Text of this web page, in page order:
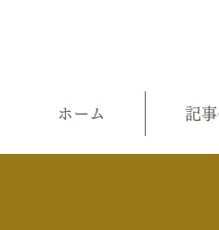
ホーム 記